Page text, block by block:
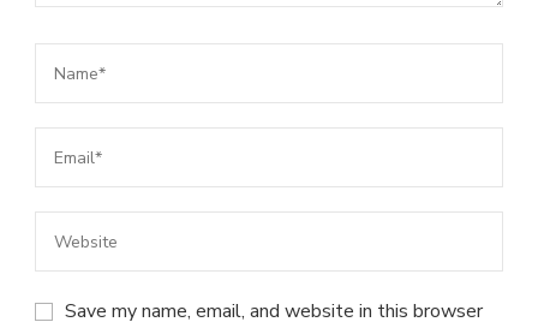
Save my name, email, and website in this browser